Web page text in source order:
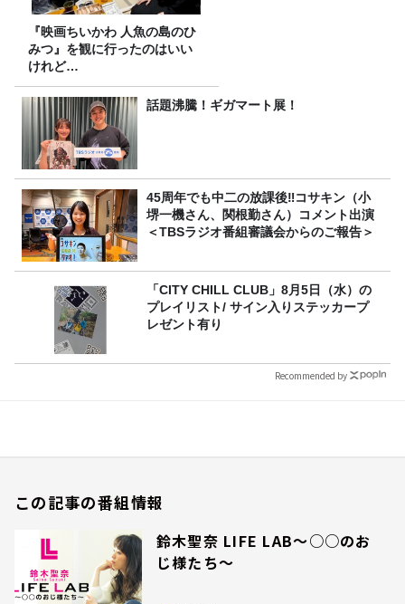
『映画ちいかわ 人魚の島のひ
みつ』を観に行ったのはいい
けれど…
話題沸騰！ギガマート展！
45周年でも中二の放課後‼コサキン（小
堺一機さん、関根勤さん）コメント出演
＜TBSラジオ番組審議会からのご報告＞
「CITY CHILL CLUB」8月5日（水）の
プレイリスト/ サイン入りステッカープ
レゼント有り
Recommended by
この記事の番組情報
鈴木聖奈 LIFE LAB～○○のお
じ様たち～